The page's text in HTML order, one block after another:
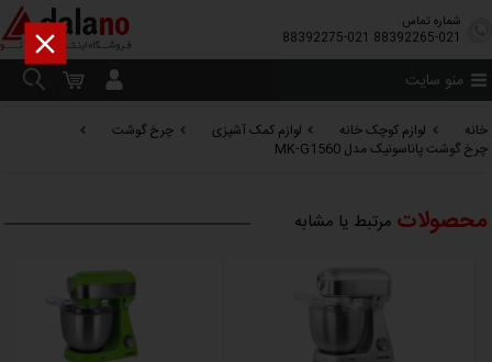
شماره تماس
88392265-021
88392275-021
منو سایت
خانه لوازم کوچک خانه لوازم کمک آشپزی
چرخ گوشت
چرخ گوشت پاناسونیک مدل MK-G1560
محصولات مرتبط یا مشابه
